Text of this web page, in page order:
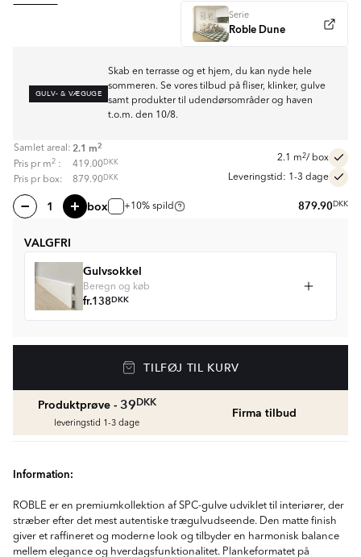
Serie
Roble Dune
GULV- & VÆGUGE
Skab en terrasse og et hjem, du kan nyde hele
sommeren. Se vores tilbud på fliser, klinker, gulve
samt produkter til udendørsområder og haven
t.o.m. den 10/8.
Samlet areal: 2.1 m2
Pris pr m 2 : 419.00DKK
Pris pr box: 879.90DKK
2.1 m2/ box
Leveringstid: 1-3 dage
box +10% spild 879.90DKK
VALGFRI
Gulvsokkel
Beregn og køb
fr.138DKK
TILFØJ TIL KURV
Produktprøve - 39DKK
leveringstid 1-3 dage
Firma tilbud
Information:
ROBLE er en premiumkollektion af SPC-gulve udviklet til interiører, der
stræber efter det mest autentiske trægulvudseende. Den matte finish
giver et raffineret og moderne look og tilbyder en harmonisk balance
mellem elegance og hverdagsfunktionalitet. Plankeformatet på